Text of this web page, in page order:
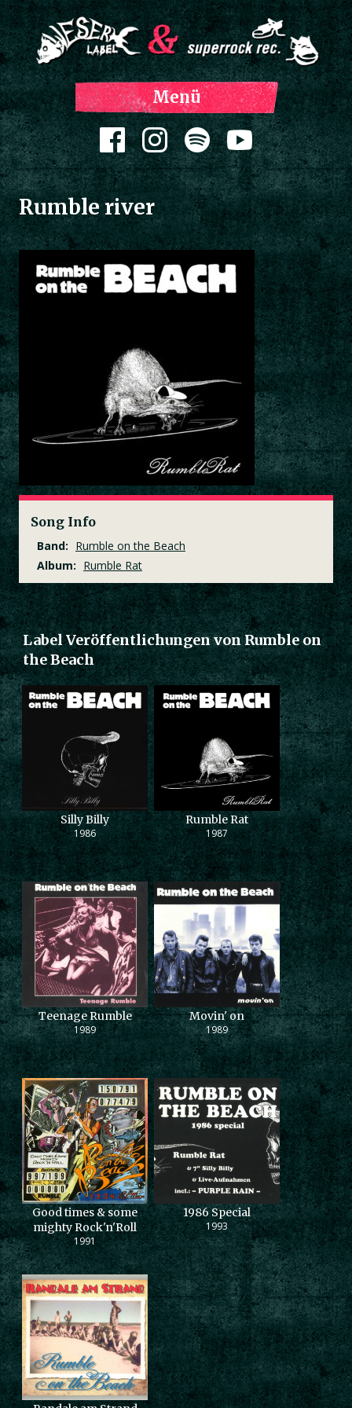
Menü
Zum Inhalt springen
Rumble river
Song Info
Band: Rumble on the Beach
Album: Rumble Rat
Label Veröffentlichungen von Rumble on
the Beach
Silly Billy
1986
Rumble Rat
1987
Teenage Rumble
1989
Movin' on
1989
Good times & some
mighty Rock'n'Roll
1991
1986 Special
1993